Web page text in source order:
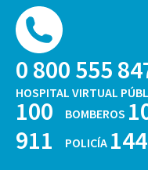
0 800 555
HOSPITAL VIRTUAL
100 BOMBEROS
911 POLICÍA 144